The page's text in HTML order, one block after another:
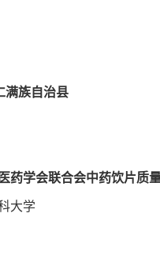
满族自治县
药学会联合会中药饮片质
大学